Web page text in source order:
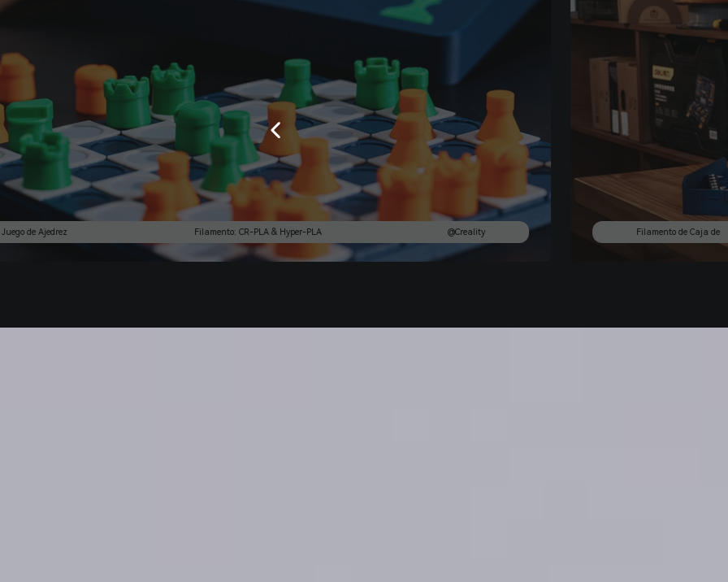
Juego de Ajedrez Filamento: CR-PLA & Hyper-PLA @Creality Filamento de Caja de